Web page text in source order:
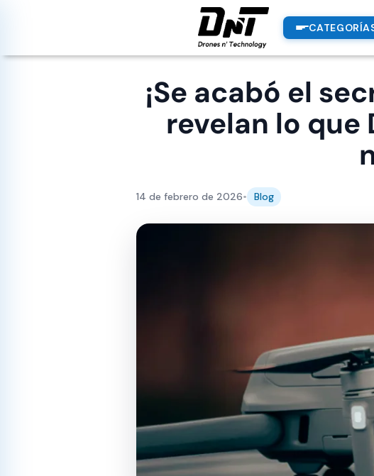
¡Se acabó el
revelan lo que
14 de febrero de 2026• Blog
PRODUCTOS
productos destacados